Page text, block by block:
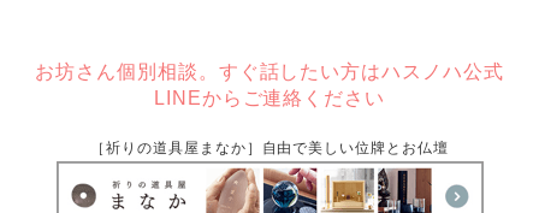
お坊さん個別相談。すぐ話したい方はハスノハ公式
LINEからご連絡ください
［祈りの道具屋まなか］自由で美しい位牌とお仏壇